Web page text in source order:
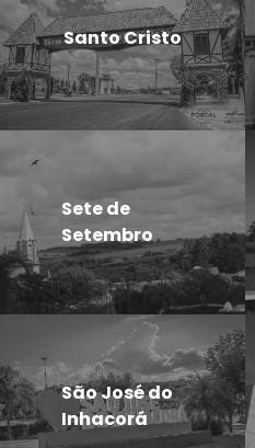
Santo Cristo
Sete de
Setembro
São José do
Inhacorá